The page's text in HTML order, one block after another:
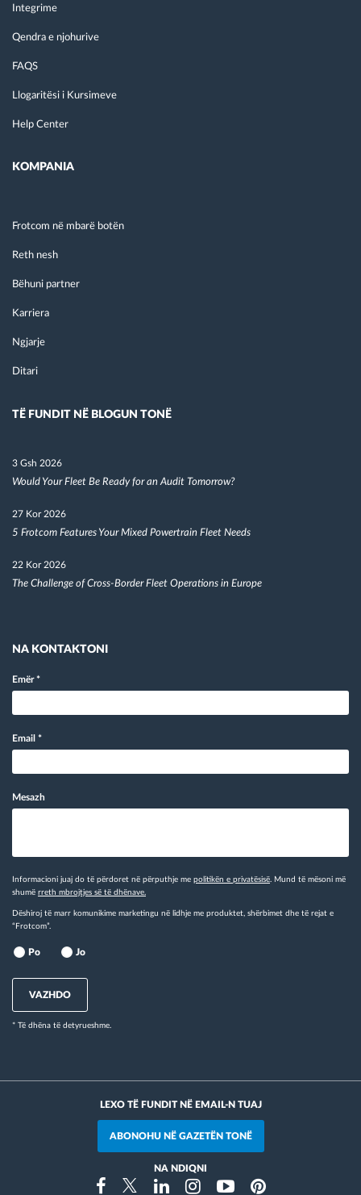
Integrime
Qendra e njohurive
FAQS
Llogaritësi i Kursimeve
Help Center
KOMPANIA
Frotcom në mbarë botën
Reth nesh
Bëhuni partner
Karriera
Ngjarje
Ditari
TË FUNDIT NË BLOGUN TONË
3 Gsh 2026
Would Your Fleet Be Ready for an Audit Tomorrow?
27 Kor 2026
5 Frotcom Features Your Mixed Powertrain Fleet Needs
22 Kor 2026
The Challenge of Cross-Border Fleet Operations in Europe
NA KONTAKTONI
Emër*
Email *
Mesazh
Informacioni juaj do të përdoret në përputhje me politikën e privatësisë . Mund të mësoni më
shumë rreth mbrojtjes së të dhënave.
Dëshiroj të marr komunikime marketingu në lidhje me produktet, shërbimet dhe të rejat e
“Frotcom”.
Po Jo
VAZHDO
* Të dhëna të detyrueshme.
LEXO TË FUNDIT NË EMAIL-N TUAJ
ABONOHU NË GAZETËN TONË
NA NDIQNI